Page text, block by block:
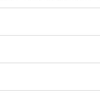
たい』『FC・フランチャ
予約したい』などでお困り